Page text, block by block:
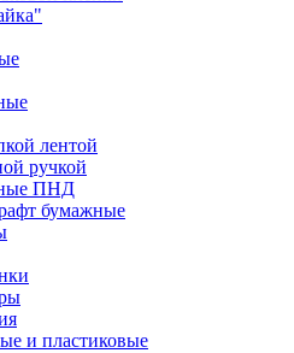
лентой
ручкой
ПНД
бумажные
и пластиковые